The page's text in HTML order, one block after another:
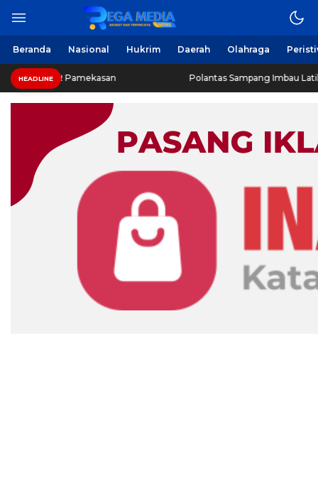
Beranda Nasional Hukrim Daerah Olahraga
HEADLINE
Pamekasan Polantas Sampang Imbau Latihan Gerak